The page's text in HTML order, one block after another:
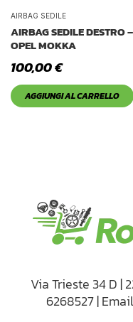
AIRBAG SEDILE
AIRBAG SEDILE DESTRO –
OPEL MOKKA
100,00€
AGGIUNGI AL CARRELLO
Via Trieste 34 D |
6268527 |